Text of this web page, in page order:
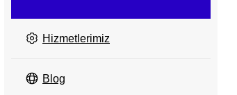
Hizmetlerimiz
Blog